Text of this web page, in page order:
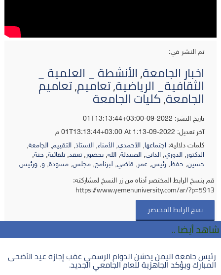
تم النشر في:
اخبار الجامعة,الأنشطة _ العلمية _
الثقافية_ الرياضية,تعاميم,تعاميم
الجامعة,كليات الجامعة
تاريخ النشر: 2022-09-01T13:13:44+03:00
آخر تعديل: 2022-09-01T13:13:44+03:00
At 1:13 م
كلمات دلالية:اجتماعها,الأحمدي,الأمناء,الاستاذ,التقييم,الجامعة,
الدكتور,الدوري,الذاتي,الصيدلة,الله,بحضور,تعقد,تلقائية, جنة,
حسين, حفظ,رئيس,عمر, قاضي, لبرنامج,مجلس,مسودة,و,ورئيس
قم بنسخ الرابط المختصر أدناه من زر النسخ لمشاركته:
https://www.yemenuniversity.com/ar/?p=5913
نسخ الرابط المختصر
شاهد أيضا ..
رئيس جامعة اليمن يدشن الدوام الرسمي عقب إجازة عيد الأضحى
المبارك ويؤكد الجاهزية للعام الجامعي الجديد.